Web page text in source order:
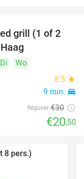
32%
grill (1 of 2
Di
Wo
8.5 star
9 min. directions_car
Regulier €30
€20,50
8 pers.)